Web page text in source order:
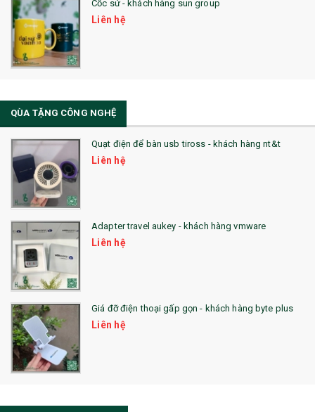
31. TÚI VẢI KHÔNG DỆT
32. TÚI VẢI BỐ
33. MŨ LƯỠI TRAI
36. QUẠT NHỰA QUẢNG CÁO
QUÀ TẶNG KHUYẾN MẠI
QUÀ TẶNG SX NHANH
QUÀ TẶNG HỘI THẢO
QUÀ TẶNG CÔNG NGHỆ
SẢN PHẨM ĐÃ THỰC HIỆN
QUÀ TẶNG SỨC KHỎE
SẢN PHẨM MỚI 2021
Sổ Sạc Đa Năng
La Fonte
Cốc sứ - khách hàng sun group
Liên hệ
QÙA TẶNG CÔNG NGHỆ
Quạt điện để bàn usb tiross - khách hàng nt&t
Liên hệ
Adapter travel aukey - khách hàng vmware
Liên hệ
Giá đỡ điện thoại gấp gọn - khách hàng byte plus
Liên hệ